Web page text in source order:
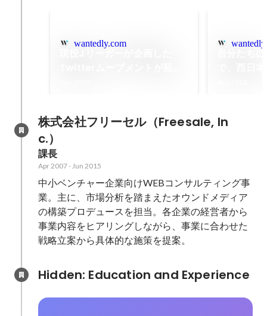
wantedly.com
株式会社フリーセル（Freesale, In
c.）
課長
Apr 2007- Jun 2015
中小ベンチャー企業向けWEBコンサルティング事
業。主に、市場分析を踏まえたオウンドメディア
の構築プロデュースを担当。各企業の経営者から
事業内容をヒアリングしながら、事業に合わせた
戦略立案から具体的な施策を提案。